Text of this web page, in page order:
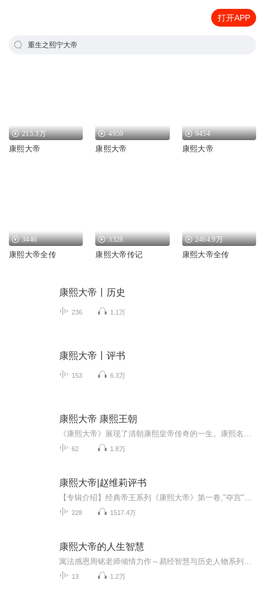
打开APP
重生之熙宁大帝
215.3万
康熙大帝
4959
康熙大帝
9454
康熙大帝
3446
康熙大帝全传
3328
康熙大帝传记
2464.9万
康熙大帝全传
康熙大帝丨历史
236 1.1万
康熙大帝丨评书
153 6.3万
康熙大帝 康熙王朝
62 1.8万
康熙大帝|赵维莉评书
228 1517.4万
康熙大帝的人生智慧
13 1.2万